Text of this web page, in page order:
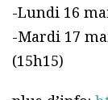
-Lundi 16
-Mardi 17
(15h15)